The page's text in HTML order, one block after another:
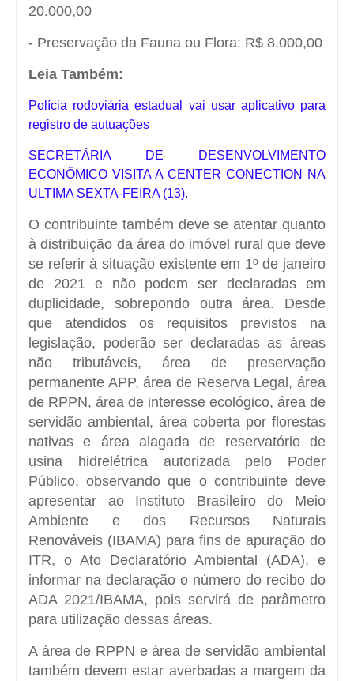
20.000,00
- Preservação da Fauna ou Flora: R$ 8.000,00
Leia Também:
Polícia rodoviária estadual vai usar aplicativo para
registro de autuações
SECRETÁRIA DE DESENVOLVIMENTO
ECONÔMICO VISITA A CENTER CONECTION NA
ULTIMA SEXTA-FEIRA (13).
O contribuinte também deve se atentar quanto
à distribuição da área do imóvel rural que deve
se referir à situação existente em 1º de janeiro
de 2021 e não podem ser declaradas em
duplicidade, sobrepondo outra área. Desde
que atendidos os requisitos previstos na
legislação, poderão ser declaradas as áreas
não tributáveis, área de preservação
permanente APP, área de Reserva Legal, área
de RPPN, área de interesse ecológico, área de
servidão ambiental, área coberta por florestas
nativas e área alagada de reservatório de
usina hidrelétrica autorizada pelo Poder
Público, observando que o contribuinte deve
apresentar ao Instituto Brasileiro do Meio
Ambiente e dos Recursos Naturais
Renováveis (IBAMA) para fins de apuração do
ITR, o Ato Declaratório Ambiental (ADA), e
informar na declaração o número do recibo do
ADA 2021/IBAMA, pois servirá de parâmetro
para utilização dessas áreas.
A área de RPPN e área de servidão ambiental
também devem estar averbadas a margem da